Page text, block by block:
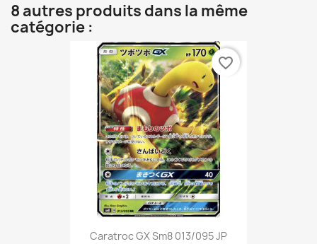
8 autres produits dans la même
catégorie :
Caratroc GX Sm8 013/095 JP
favorite_border